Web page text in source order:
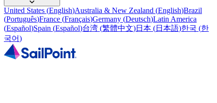
United States (English)Australia & New Zealand (English)Brazil
(Português)France (Français)Germany (Deutsch)Latin America
(Español)Spain (Español)台湾 (繁體中文)日本 (日本語)한국 (한
국어)